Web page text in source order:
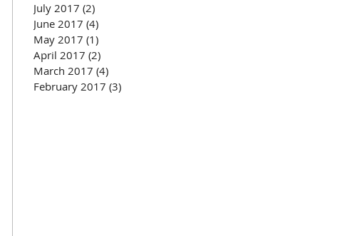
July 2017 (2)
June 2017 (4)
May 2017 (1)
April 2017 (2)
March 2017 (4)
February 2017 (3)